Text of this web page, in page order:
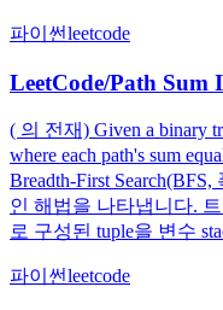
파이썬leetcode
LeetCode/Path Sum
( 의 전재) Given a binary
where each path's sum
Breadth-First
인 해법을 나타냅니다.
로 구성된 tuple을 변수
파이썬leetcode